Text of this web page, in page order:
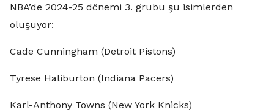
NBA’de 2024-25 dönemi 3. grubu şu isimlerden
oluşuyor:
Cade Cunningham (Detroit Pistons)
Tyrese Haliburton (Indiana Pacers)​​​​​​​
Karl-Anthony Towns (New York Knicks)